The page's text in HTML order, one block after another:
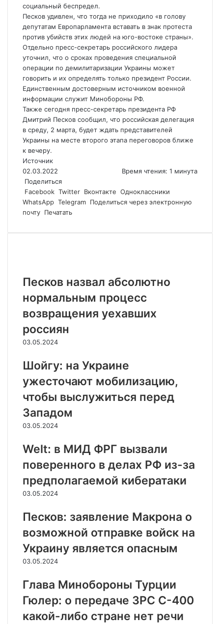
социальный беспредел.
Песков удивлен, что тогда не приходило «в голову
депутатам Европарламента вставать в знак протеста
против убийств этих людей на юго-востоке страны».
Отдельно пресс-секретарь российского лидера
уточнил, что о сроках проведения специальной
операции по демилитаризации Украины может
говорить и их определять только президент России.
Единственным достоверным источником военной
информации служит Минобороны РФ.
Также сегодня пресс-секретарь президента РФ
Дмитрий Песков сообщил, что российская делегация
в среду, 2 марта, будет ждать представителей
Украины на месте второго этапа переговоров ближе
к вечеру.
Источник
02.03.2022
Время чтения: 1 минута
Поделиться
Facebook Twitter Вконтакте Одноклассники
WhatsApp Telegram Поделиться через электронную
почту Печатать
Песков назвал абсолютно
нормальным процесс
возвращения уехавших
россиян
03.05.2024
Шойгу: на Украине
ужесточают мобилизацию,
чтобы выслужиться перед
Западом
03.05.2024
Welt: в МИД ФРГ вызвали
поверенного в делах РФ из-за
предполагаемой кибератаки
03.05.2024
Песков: заявление Макрона о
возможной отправке войск на
Украину является опасным
03.05.2024
Глава Минобороны Турции
Гюлер: о передаче ЗРС С-400
какой-либо стране нет речи